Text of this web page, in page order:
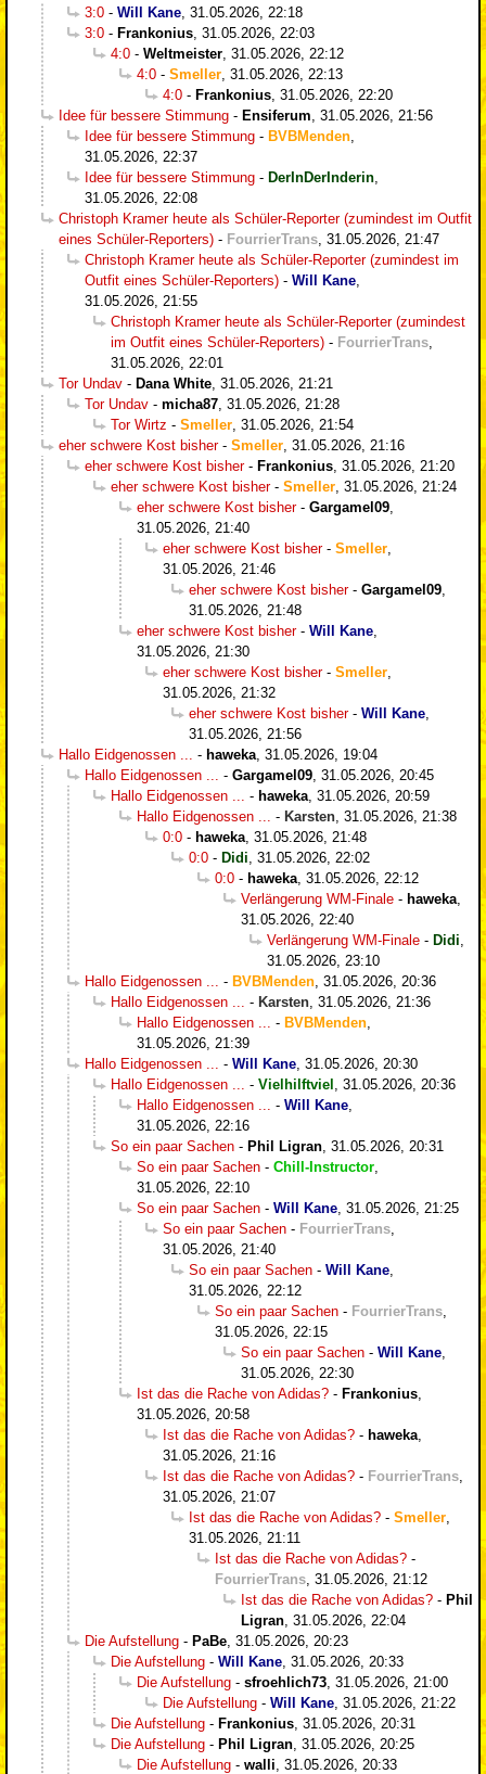
3:0 - Will Kane 31.05.2026, 22:18
3:0 - Frankonius 31.05.2026, 22:03
4:0 - Weltmeister 31.05.2026, 22:12
4:0 - Smeller 31.05.2026, 22:13
4:0 - Frankonius 31.05.2026, 22:20
Idee für bessere Stimmung - Ensiferum 31.05.2026, 21:56
Idee für bessere Stimmung - BVBMenden
31.05.2026, 22:37
Idee für bessere Stimmung - DerInDerInderin
31.05.2026, 22:08
Christoph Kramer heute als Schüler-Reporter (zumindest im Outfit
eines Schüler-Reporters) - FourrierTrans 31.05.2026, 21:47
Christoph Kramer heute als Schüler-Reporter (zumindest im
Outfit eines Schüler-Reporters) - Will Kane
31.05.2026, 21:55
Christoph Kramer heute als Schüler-Reporter (zumindest
im Outfit eines Schüler-Reporters) - FourrierTrans
31.05.2026, 22:01
Tor Undav - Dana White 31.05.2026, 21:21
Tor Undav - micha87 31.05.2026, 21:28
Tor Wirtz - Smeller 31.05.2026, 21:54
eher schwere Kost bisher- Smeller 31.05.2026, 21:16
eher schwere Kost bisher- Frankonius 31.05.2026, 21:20
eher schwere Kost bisher- Smeller 31.05.2026, 21:24
eher schwere Kost bisher- Gargamel09
31.05.2026, 21:40
eher schwere Kost bisher- Smeller
31.05.2026, 21:46
eher schwere Kost bisher- Gargamel09
31.05.2026, 21:48
eher schwere Kost bisher- Will Kane
31.05.2026, 21:30
eher schwere Kost bisher- Smeller
31.05.2026, 21:32
eher schwere Kost bisher- Will Kane
31.05.2026, 21:56
Hallo Eidgenossen ...
- haweka 31.05.2026, 19:04
Hallo Eidgenossen ...
- Gargamel09 31.05.2026, 20:45
Hallo Eidgenossen ...
- haweka 31.05.2026, 20:59
Hallo Eidgenossen ...
- Karsten 31.05.2026, 21:38
0:0 - haweka 31.05.2026, 21:48
0:0 - Didi 31.05.2026, 22:02
0:0 - haweka 31.05.2026, 22:12
Verlängerung WM-Finale - haweka
31.05.2026, 22:40
Verlängerung WM-Finale - Didi
31.05.2026, 23:10
Hallo Eidgenossen ...
- BVBMenden 31.05.2026, 20:36
Hallo Eidgenossen ...
- Karsten 31.05.2026, 21:36
Hallo Eidgenossen ...
- BVBMenden
31.05.2026, 21:39
Hallo Eidgenossen ...
- Will Kane 31.05.2026, 20:30
Hallo Eidgenossen ...
- Vielhilftviel
31.05.2026, 20:36
Hallo Eidgenossen ...
- Will Kane
31.05.2026, 22:16
So ein paar Sachen - Phil Ligran 31.05.2026, 20:31
So ein paar Sachen - Chill-Instructor
31.05.2026, 22:10
So ein paar Sachen - Will Kane 31.05.2026, 21:25
So ein paar Sachen - FourrierTrans
31.05.2026, 21:40
So ein paar Sachen - Will Kane
31.05.2026, 22:12
So ein paar Sachen - FourrierTrans
31.05.2026, 22:15
So ein paar Sachen - Will Kane
31.05.2026, 22:30
Ist das die Rache von Adidas? - Frankonius
31.05.2026, 20:58
Ist das die Rache von Adidas? - haweka
31.05.2026, 21:16
Ist das die Rache von Adidas? - FourrierTrans
31.05.2026, 21:07
Ist das die Rache von Adidas? - Smeller
31.05.2026, 21:11
Ist das die Rache von Adidas? -
FourrierTrans 31.05.2026, 21:12
Ist das die Rache von Adidas? - Phil
Ligran 31.05.2026, 22:04
Die Aufstellung - PaBe 31.05.2026, 20:23
Die Aufstellung - Will Kane 31.05.2026, 20:33
Die Aufstellung - sfroehlich73 31.05.2026, 21:00
Die Aufstellung - Will Kane 31.05.2026, 21:22
Die Aufstellung - Frankonius 31.05.2026, 20:31
Die Aufstellung - Phil Ligran 31.05.2026, 20:25
Die Aufstellung - walli 31.05.2026, 20:33